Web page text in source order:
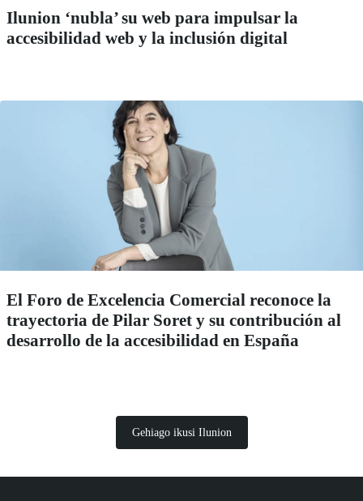
Ilunion ‘nubla’ su web para impulsar la
accesibilidad web y la inclusión digital
El Foro de Excelencia Comercial reconoce la
trayectoria de Pilar Soret y su contribución al
desarrollo de la accesibilidad en España
Gehiago ikusi Ilunion